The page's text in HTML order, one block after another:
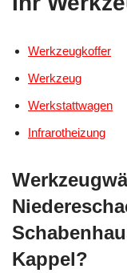
Werkzeugkoffer
Werkzeug
Werkstattwagen
Infrarotheizung
Kappel?